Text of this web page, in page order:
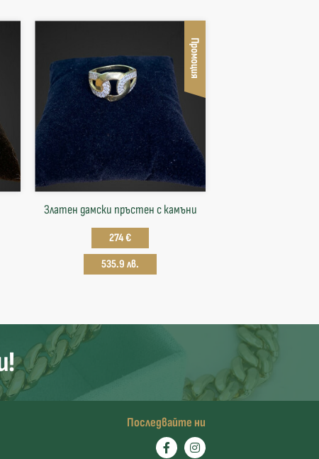
Промоция
Златен дамски пръстен с камъни
274 €
535.9 лв.
Последвайте ни